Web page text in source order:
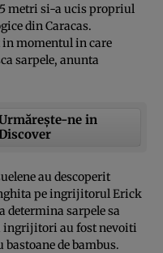
metri si-a ucis propriul
din Caracas.
momentul in care
sarpele, anunta
ne in
au descoperit
pe ingrijitorul Erick
determina sarpele sa
ingrijitori au fost nevoiti
de bambus.